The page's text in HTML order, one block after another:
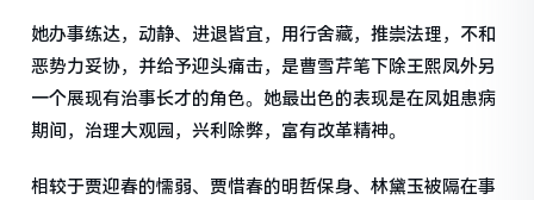
她办事练达，动静、进退皆宜，用行舍藏，推崇法理，不和
恶势力妥协，并给予迎头痛击，是曹雪芹笔下除王熙凤外另
一个展现有治事长才的角色。她最出色的表现是在凤姐患病
期间，治理大观园，兴利除弊，富有改革精神。
相较于贾迎春的懦弱、贾惜春的明哲保身、林黛玉被隔在事